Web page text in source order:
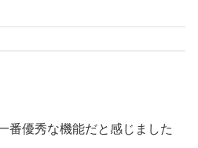
番優秀な機能だと感じました